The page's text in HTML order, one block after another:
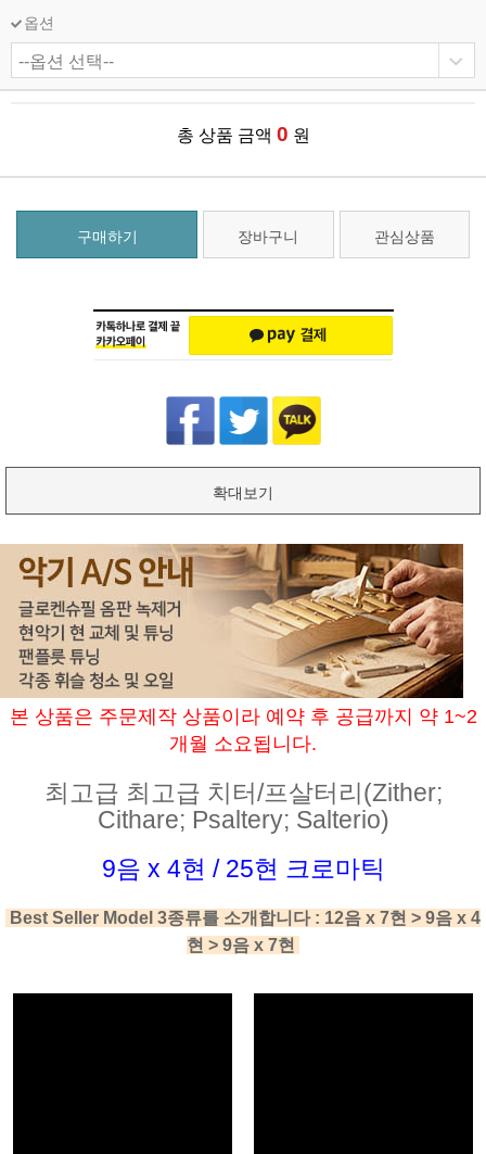
옵션
총 상품 금액 0 원
구매하기 장바구니 관심상품
확대보기
본 상품은 주문제작 상품이라 예약 후 공급까지 약 1~2
개월 소요됩니다.
최고급 최고급 치터/프살터리(Zither;
Cithare; Psaltery; Salterio)
9음 x 4현 / 25현 크로마틱
Best Seller Model 3종류를 소개합니다 : 12음 x 7현 > 9음 x 4
현 > 9음 x 7현